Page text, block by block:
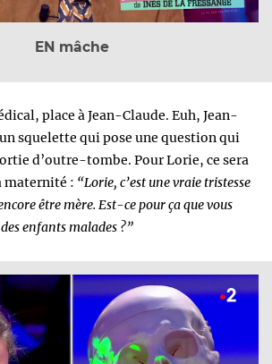
EN mâche
place à Jean-Claude. Euh, Jean-
squelette qui pose une question qui
d’outre-tombe. Pour Lorie, ce sera
maternité : “Lorie, c’est une vraie tristesse
être mère. Est-ce pour ça que vous
enfants malades ?”